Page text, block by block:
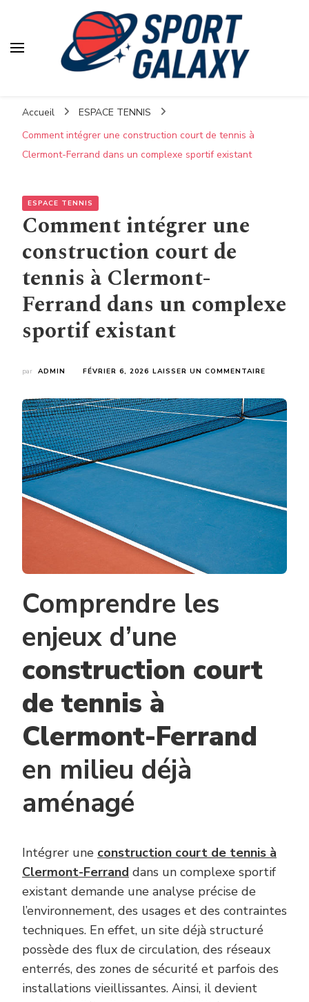
Accueil
ESPACE TENNIS
Comment intégrer une construction court de tennis à
Clermont-Ferrand dans un complexe sportif existant
ESPACE TENNIS
Comment intégrer une
construction court de
tennis à Clermont-
Ferrand dans un complexe
sportif existant
par ADMIN FÉVRIER 6, 2026 LAISSER UN COMMENTAIRE
UNE
COURT
TENNIS
À
DANS
UN
COMPLEXE
EXISTANT
Comprendre les
enjeux d’une
construction court
de tennis à
Clermont-Ferrand
en milieu déjà
aménagé
Intégrer une construction court de tennis à
Clermont-Ferrand dans un complexe sportif
existant demande une analyse précise de
l’environnement, des usages et des contraintes
techniques. En effet, un site déjà structuré
possède des flux de circulation, des réseaux
enterrés, des zones de sécurité et parfois des
installations vieillissantes. Ainsi, il devient